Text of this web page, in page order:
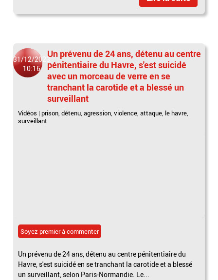
31/12/2023
10:16
Un prévenu de 24 ans, détenu au centre
pénitentiaire du Havre, s'est suicidé
avec un morceau de verre en se
tranchant la carotide et a blessé un
surveillant
Vidéos | prison,détenu,agression,violence,attaque, le havre,
surveillant
Soyez premier à commenter
Un prévenu de 24 ans, détenu au centre pénitentiaire du
Havre, s'est suicidé en se tranchant la carotide et a blessé
un surveillant, selon Paris-Normandie. Le...